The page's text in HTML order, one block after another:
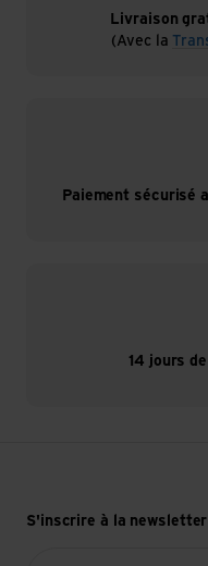
Livraison
(Avec la
Paiement sécurisé
14 jours
S'inscrire à la newsletter